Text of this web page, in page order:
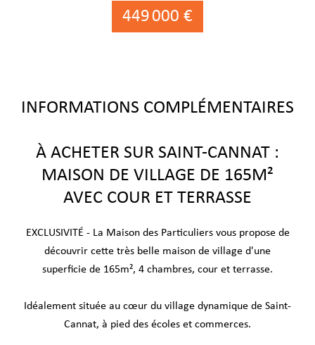
449 000 €
INFORMATIONS COMPLÉMENTAIRES
À ACHETER SUR SAINT-CANNAT :
MAISON DE VILLAGE DE 165M²
AVEC COUR ET TERRASSE
EXCLUSIVITÉ - La Maison des Particuliers vous propose de
découvrir cette très belle maison de village d'une
superficie de 165m², 4 chambres, cour et terrasse.
Idéalement située au cœur du village dynamique de Saint-
Cannat, à pied des écoles et commerces.